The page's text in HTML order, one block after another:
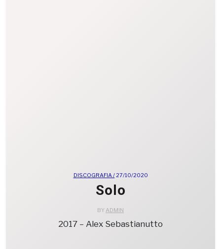
DISCOGRAFIA /27/10/2020
Solo
BYADMIN
2017 – Alex Sebastianutto